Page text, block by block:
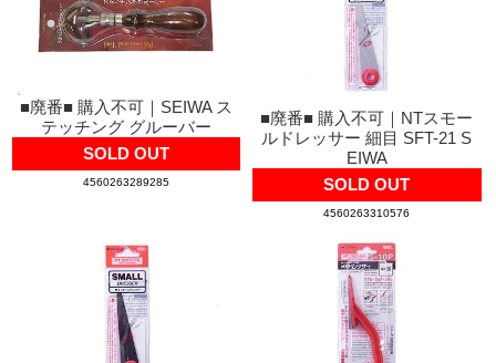
■廃番■ 購入不可｜SEIWA ス
テッチング グルーバー
SOLD OUT
4560263289285
■廃番■ 購入不可｜NTスモー
ルドレッサー 細目 SFT-21 S
EIWA
SOLD OUT
4560263310576